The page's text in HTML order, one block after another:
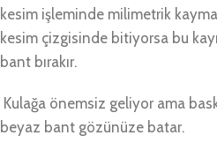
kesim işleminde milimetrik
kesim çizgisinde bitiyorsa bu
bant bırakır.
Kulağa önemsiz geliyor ama
beyaz bant gözünüze batar.